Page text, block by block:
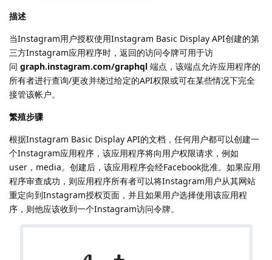
描述
当Instagram用户授权使用Instagram Basic Display API创建的第
三方Instagram应用程序时，返回的访问令牌可用于访
问 graph.instagram.com/graphql 端点，该端点允许应用程序的
所有者进行查询/更改并绕过给定的API权限或可在某些情况下完全
接管该帐户。
繁殖步骤
根据Instagram Basic Display API的文档，任何用户都可以创建一
个Instagram应用程序，该应用程序将向用户权限请求，例如
user，media。创建后，该应用程序会经Facebook批准。如果应用
程序审查成功，则应用程序所有者可以将Instagram用户从其网站
重定向到Instagram授权页面，并且如果用户选择使用该应用程
序，则他应该收到一个Instagram访问令牌。